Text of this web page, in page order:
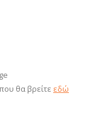
θα βρείτε εδώ